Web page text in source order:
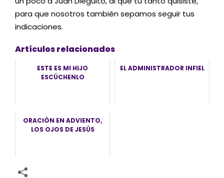
para que nosotros también sepamos seguir tus
indicaciones.
Artículos relacionados
ESTE ES MI HIJO
ESCÚCHENLO
EL ADMINISTRADOR INFIEL
ORACIÓN EN ADVIENTO,
LOS OJOS DE JESÚS